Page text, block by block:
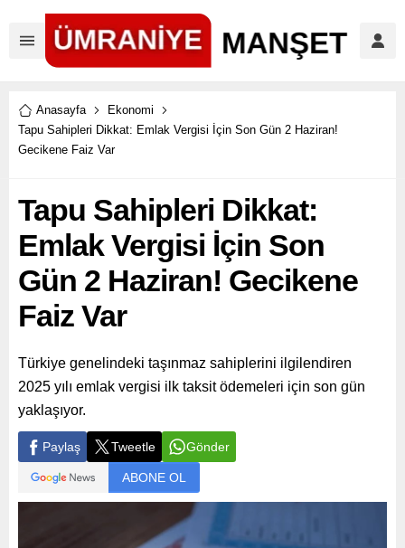
Anasayfa
Ekonomi
Tapu Sahipleri Dikkat: Emlak Vergisi İçin Son Gün 2 Haziran!
Gecikene Faiz Var
Tapu Sahipleri Dikkat:
Emlak Vergisi İçin Son
Gün 2 Haziran! Gecikene
Faiz Var
Türkiye genelindeki taşınmaz sahiplerini ilgilendiren
2025 yılı emlak vergisi ilk taksit ödemeleri için son gün
yaklaşıyor.
Paylaş Tweetle Gönder
ABONE OL